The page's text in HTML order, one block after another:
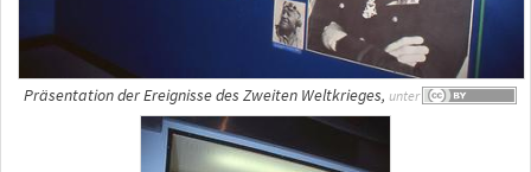
Präsentation der Ereignisse des Zweiten Weltkrieges, unter